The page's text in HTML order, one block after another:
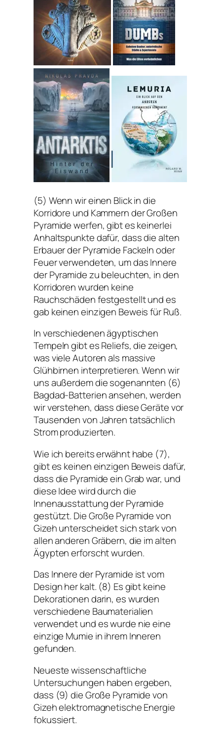
(5) Wenn wir einen Blick in die
Korridore und Kammern der Großen
Pyramide werfen, gibt es keinerlei
Anhaltspunkte dafür, dass die alten
Erbauer der Pyramide Fackeln oder
Feuer verwendeten, um das Innere
der Pyramide zu beleuchten, in den
Korridoren wurden keine
Rauchschäden festgestellt und es
gab keinen einzigen Beweis für Ruß.
In verschiedenen ägyptischen
Tempeln gibt es Reliefs, die zeigen,
was viele Autoren als massive
Glühbirnen interpretieren. Wenn wir
uns außerdem die sogenannten (6)
Bagdad-Batterien ansehen, werden
wir verstehen, dass diese Geräte vor
Tausenden von Jahren tatsächlich
Strom produzierten.
Wie ich bereits erwähnt habe (7),
gibt es keinen einzigen Beweis dafür,
dass die Pyramide ein Grab war, und
diese Idee wird durch die
Innenausstattung der Pyramide
gestützt. Die Große Pyramide von
Gizeh unterscheidet sich stark von
allen anderen Gräbern, die im alten
Ägypten erforscht wurden.
Das Innere der Pyramide ist vom
Design her kalt. (8) Es gibt keine
Dekorationen darin, es wurden
verschiedene Baumaterialien
verwendet und es wurde nie eine
einzige Mumie in ihrem Inneren
gefunden.
Neueste wissenschaftliche
Untersuchungen haben ergeben,
dass (9) die Große Pyramide von
Gizeh elektromagnetische Energie
fokussiert.